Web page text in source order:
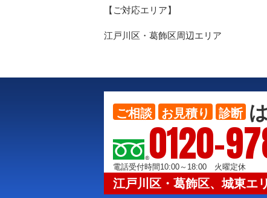
【ご対応エリア】
江戸川区・葛飾区周辺エリア
ご相談 お見積り 診断 は
0120-
電話受付時間10:00～18:00 火曜定休
江戸川区・葛飾区、城東エ